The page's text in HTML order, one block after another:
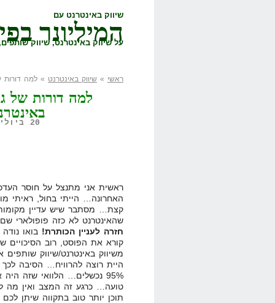
שיווק באינטרנט עם
המיליונר
על שיווק באינטרנט, שיווק
ראשי » שיווק באינטרנט » למה דורות
למה דורות של
20 ביולי, 2010,
ראשית אני מתנצל על חוסר
האחרונה… הייתי בחול, ראיתי
קצת… מסתבר שיש עדיין
שהאינטרנט לא כזה פופולארי
חזרה לעניין הכותרת! בואו
קורא את הפוסט, רוב הסיכויים
משיווק באינטרנט/שיווק
היית רוצה להרוויח… הסיבה
95% נכשלים… הלוואי שזה
טועה… כרגע זה המצב ואין מה
תוכן יותר טוב בתקווה שיתן